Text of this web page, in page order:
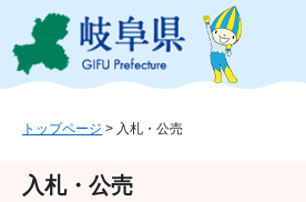
ジ
ュ
このページの本文へ
トップページ > 入札・公売
入札・公売